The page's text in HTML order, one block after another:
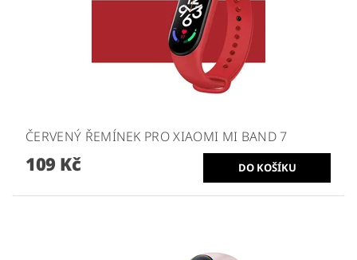
ČERVENÝ ŘEMÍNEK PRO XIAOMI MI BAND 7
109 Kč